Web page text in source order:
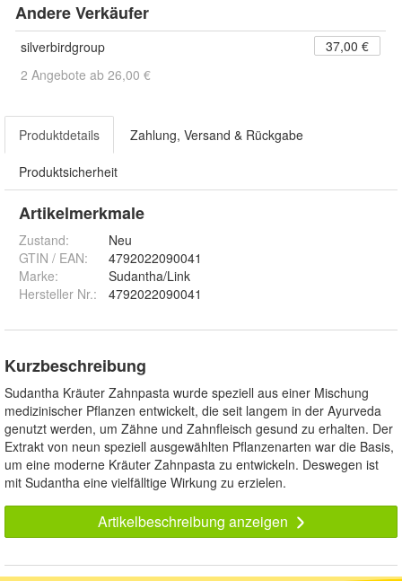
Andere Verkäufer
silverbirdgroup
37,00 €
2 Angebote ab 26,00 €
Produktdetails Zahlung, Versand & Rückgabe
Produktsicherheit
Artikelmerkmale
Zustand:
Neu
GTIN / EAN:
4792022090041
Marke:
Sudantha/Link
Hersteller Nr.:
4792022090041
Kurzbeschreibung
Sudantha Kräuter Zahnpasta wurde speziell aus einer Mischung
medizinischer Pflanzen entwickelt, die seit langem in der Ayurveda
genutzt werden, um Zähne und Zahnfleisch gesund zu erhalten. Der
Extrakt von neun speziell ausgewählten Pflanzenarten war die Basis,
um eine moderne Kräuter Zahnpasta zu entwickeln. Deswegen ist
mit Sudantha eine vielfälltige Wirkung zu erzielen.
Artikelbeschreibung anzeigen